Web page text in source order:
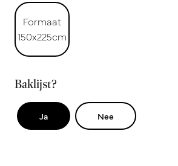
Formaat
150x225cm
Baklijst?
Ja Nee